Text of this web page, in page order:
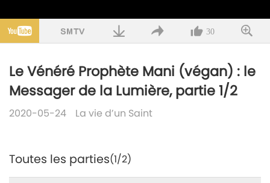
30
Le Vénéré Prophète Mani (végan) : le
Messager de la Lumière, partie 1/2
2020-05-24 La vie d’un Saint
Toutes les parties(1/2)